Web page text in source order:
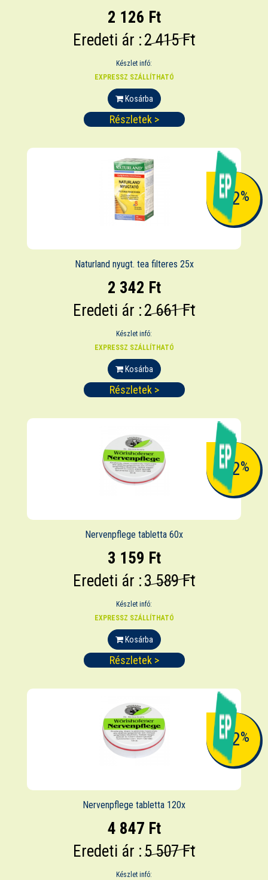
2 126 Ft
Eredeti ár :2 415 Ft
Készlet infó:
EXPRESSZ SZÁLLÍTHATÓ
Kosárba
Részletek >
-12%
Naturland nyugt. tea filteres 25x
2 342 Ft
Eredeti ár :2 661 Ft
Készlet infó:
EXPRESSZ SZÁLLÍTHATÓ
Kosárba
Részletek >
-12%
Nervenpflege tabletta 60x
3 159 Ft
Eredeti ár :3 589 Ft
Készlet infó:
EXPRESSZ SZÁLLÍTHATÓ
Kosárba
Részletek >
-12%
Nervenpflege tabletta 120x
4 847 Ft
Eredeti ár :5 507 Ft
Készlet infó: